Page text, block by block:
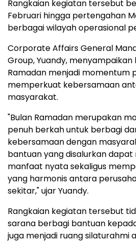
Rangkaian kegiatan tersebut
Februari hingga pertengahan
berbagai wilayah operasional
Corporate Affairs General
Group, Yuandy, menyampaikan
Ramadan menjadi momentum
memperkuat kebersamaan
masyarakat.
"Bulan Ramadan merupakan
penuh berkah untuk berbagi
kebersamaan dengan
bantuan yang disalurkan
manfaat nyata sekaligus
yang harmonis antara
sekitar," ujar Yuandy.
Rangkaian kegiatan tersebut
sarana berbagi bantuan
juga menjadi ruang silaturahmi